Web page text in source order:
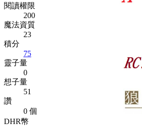
閱讀權限
200
魔法資質
23
積分
75
靈子量
0
想子量
51
讚
0 個
DHR幣